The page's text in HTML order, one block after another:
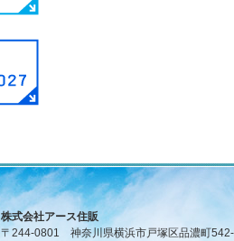
株式会社アース住販
〒244-0801 神奈川県横浜市戸塚区品濃町